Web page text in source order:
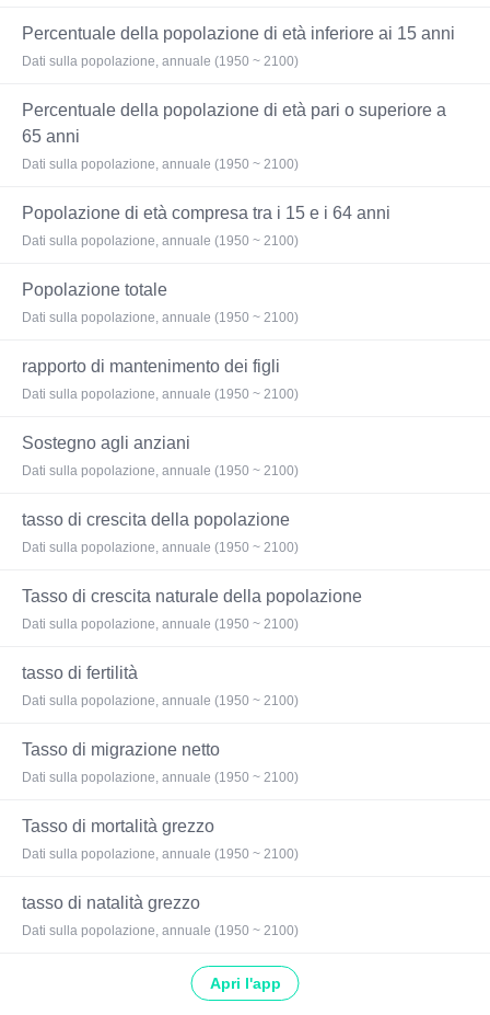
Percentuale della popolazione di età inferiore ai 15 anni
Dati sulla popolazione, annuale (1950 ~ 2100)
Percentuale della popolazione di età pari o superiore a
65 anni
Dati sulla popolazione, annuale (1950 ~ 2100)
Popolazione di età compresa tra i 15 e i 64 anni
Dati sulla popolazione, annuale (1950 ~ 2100)
Popolazione totale
Dati sulla popolazione, annuale (1950 ~ 2100)
rapporto di mantenimento dei figli
Dati sulla popolazione, annuale (1950 ~ 2100)
Sostegno agli anziani
Dati sulla popolazione, annuale (1950 ~ 2100)
tasso di crescita della popolazione
Dati sulla popolazione, annuale (1950 ~ 2100)
Tasso di crescita naturale della popolazione
Dati sulla popolazione, annuale (1950 ~ 2100)
tasso di fertilità
Dati sulla popolazione, annuale (1950 ~ 2100)
Tasso di migrazione netto
Dati sulla popolazione, annuale (1950 ~ 2100)
Tasso di mortalità grezzo
Dati sulla popolazione, annuale (1950 ~ 2100)
tasso di natalità grezzo
Dati sulla popolazione, annuale (1950 ~ 2100)
Apri l'app